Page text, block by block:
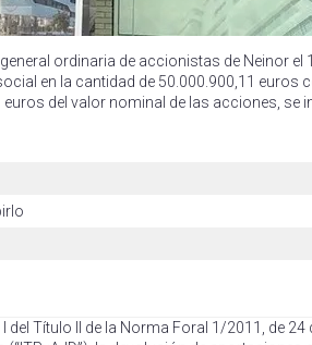
ordinaria de accionistas de Neinor el
en la cantidad de 50.000.900,11 euros
del valor nominal de las acciones, se
Título II de la Norma Foral 1/2011, de